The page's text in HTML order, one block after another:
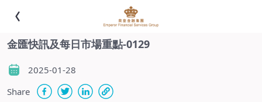
金匯快訊及每日市場重點-0129
2025-01-28
Share